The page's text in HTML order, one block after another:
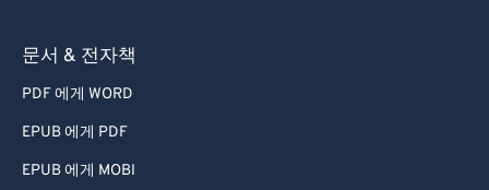
문서 & 전자책
PDF 에게 WORD
EPUB 에게 PDF
EPUB 에게 MOBI